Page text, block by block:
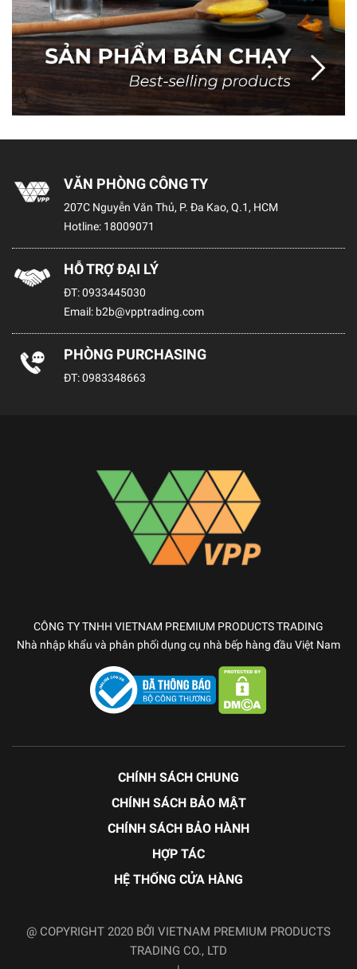
VĂN PHÒNG CÔNG TY
207C Nguyễn Văn Thủ, P. Đa Kao, Q.1, HCM
Hotline: 18009071
HỖ TRỢ ĐẠI LÝ
ĐT:0933445030
Email: b2b@vpptrading.com
PHÒNG PURCHASING
ĐT:0983348663
CÔNG TY TNHH VIETNAM PREMIUM PRODUCTS TRADING
Nhà nhập khẩu và phân phối dụng cụ nhà bếp hàng đầu Việt Nam
CHÍNH SÁCH CHUNG
CHÍNH SÁCH BẢO MẬT
CHÍNH SÁCH BẢO HÀNH
HỢP TÁC
HỆ THỐNG CỬA HÀNG
@ COPYRIGHT 2020 BỞI VIETNAM PREMIUM PRODUCTS
TRADING CO., LTD